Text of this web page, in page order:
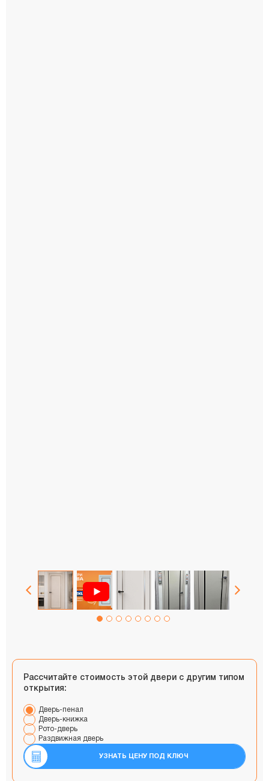
Рассчитайте стоимость этой двери с другим типом
открытия:
Дверь-пенал
Дверь-книжка
Рото-дверь
Раздвижная дверь
УЗНАТЬ ЦЕНУ ПОД КЛЮЧ